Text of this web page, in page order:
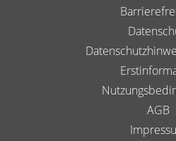
AGB